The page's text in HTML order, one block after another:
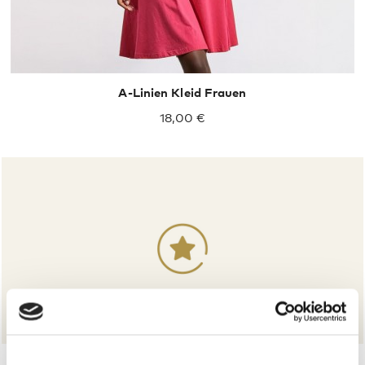
A-Linien Kleid Frauen
18,00 €
Sammle Punkte bei jedem Einkauf